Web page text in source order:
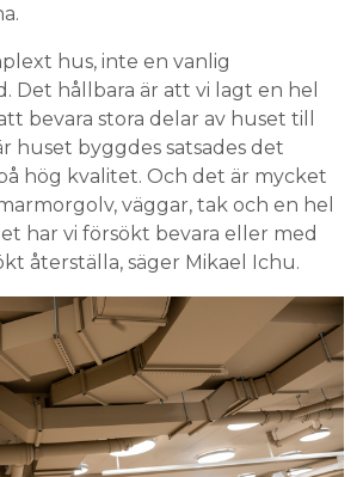
hus, inte en vanlig
Det hållbara är att vi lagt en hel
bevara stora delar av huset till
huset byggdes satsades det
hög kvalitet. Och det är mycket
väggar, tak och en hel
har vi försökt bevara eller med
återställa, säger Mikael Ichu.